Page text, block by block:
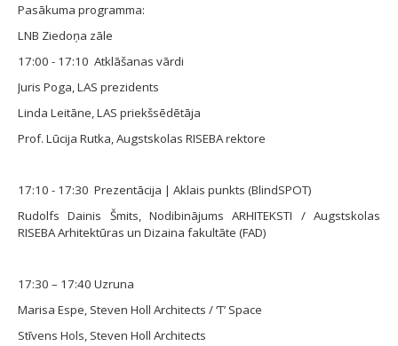
Pasākuma programma:
LNB Ziedoņa zāle
17:00 - 17:10 Atklāšanas vārdi
Juris Poga, LAS prezidents
Linda Leitāne, LAS priekšsēdētāja
Prof. Lūcija Rutka, Augstskolas RISEBA rektore
17:10 - 17:30 Prezentācija | Aklais punkts (BlindSPOT)
Rudolfs Dainis Šmits, Nodibinājums ARHITEKSTI / Augstskolas
RISEBA Arhitektūras un Dizaina fakultāte (FAD)
17:30 – 17:40 Uzruna
Marisa Espe, Steven Holl Architects / ‘T’ Space
Stīvens Hols, Steven Holl Architects